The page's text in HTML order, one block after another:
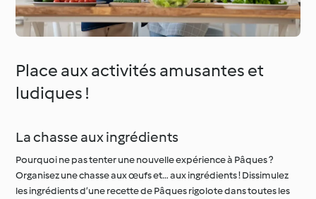
Place aux activités amusantes et
ludiques !
La chasse aux ingrédients
Pourquoi ne pas tenter une nouvelle expérience à Pâques ?
Organisez une chasse aux œufs et… aux ingrédients ! Dissimulez
les ingrédients d’une recette de Pâques rigolote dans toutes les